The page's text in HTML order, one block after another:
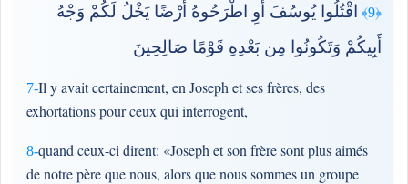
7-Il y avait certainement, en Joseph et ses frères, des
exhortations pour ceux qui interrogent,
8-quand ceux-ci dirent: «Joseph et son frère sont plus aimés
de notre père que nous, alors que nous sommes un groupe
﴿9﴾
اقْتُلُوا يُوسُفَ أَوِ اطْرَحُوهُ أَرْضًا يَخْلُ لَكُمْ وَجْهُ
أَبِيكُمْ وَتَكُونُوا مِن بَعْدِهِ قَوْمًا صَالِحِينَ